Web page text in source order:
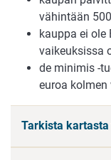
vähintään
kauppa ei ole
vaikeuksissa
de minimis -
euroa kolmen
Tarkista